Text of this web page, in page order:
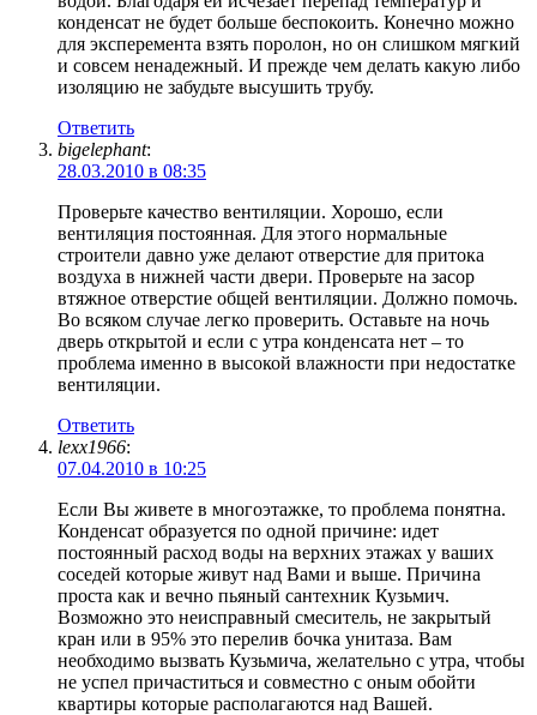
конденсат не будет больше беспокоить. Конечно можно
для эксперемента взять поролон, но он слишком мягкий
и совсем ненадежный. И прежде чем делать какую либо
изоляцию не забудьте высушить трубу.
Ответить
bigelephant:
28.03.2010 в 08:35
Проверьте качество вентиляции. Хорошо, если
вентиляция постоянная. Для этого нормальные
строители давно уже делают отверстие для притока
воздуха в нижней части двери. Проверьте на засор
втяжноe отверстие общей вентиляции. Должно помочь.
Во всяком случае легко проверить. Оставьте на ночь
дверь открытой и если с утра конденсата нет – то
проблема именно в высокой влажности при недостатке
вентиляции.
Ответить
lexx1966:
07.04.2010 в 10:25
Если Вы живете в многоэтажке, то проблема понятна.
Конденсат образуется по одной причине: идет
постоянный расход воды на верхних этажах у ваших
соседей которые живут над Вами и выше. Причина
проста как и вечно пьяный сантехник Кузьмич.
Возможно это неисправный смеситель, не закрытый
кран или в 95% это перелив бочка унитаза. Вам
необходимо вызвать Кузьмича, желательно с утра, чтобы
не успел причаститься и совместно с оным обойти
квартиры которые располагаются над Вашей.